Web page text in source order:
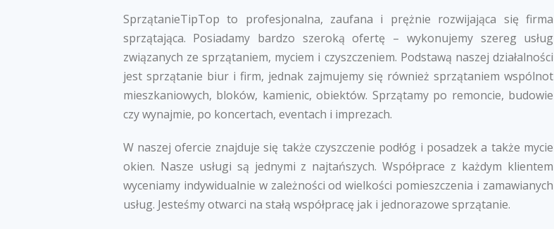
SprzątanieTipTop to profesjonalna, zaufana i prężnie rozwijająca się firma
sprzątająca. Posiadamy bardzo szeroką ofertę – wykonujemy szereg usług
związanych ze sprzątaniem, myciem i czyszczeniem. Podstawą naszej działalności
jest sprzątanie biur i firm, jednak zajmujemy się również sprzątaniem wspólnot
mieszkaniowych, bloków, kamienic, obiektów. Sprzątamy po remoncie, budowie
czy wynajmie, po koncertach, eventach i imprezach.
W naszej ofercie znajduje się także czyszczenie podłóg i posadzek a także mycie
okien. Nasze usługi są jednymi z najtańszych. Współprace z każdym klientem
wyceniamy indywidualnie w zależności od wielkości pomieszczenia i zamawianych
usług. Jesteśmy otwarci na stałą współpracę jak i jednorazowe sprzątanie.